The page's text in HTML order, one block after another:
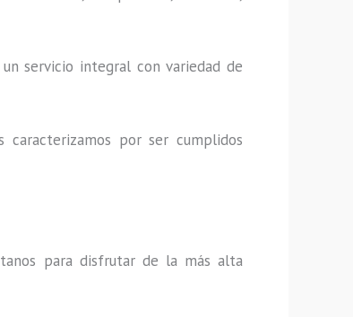
servicio integral con variedad de
por ser cumplidos
para disfrutar de la más alta